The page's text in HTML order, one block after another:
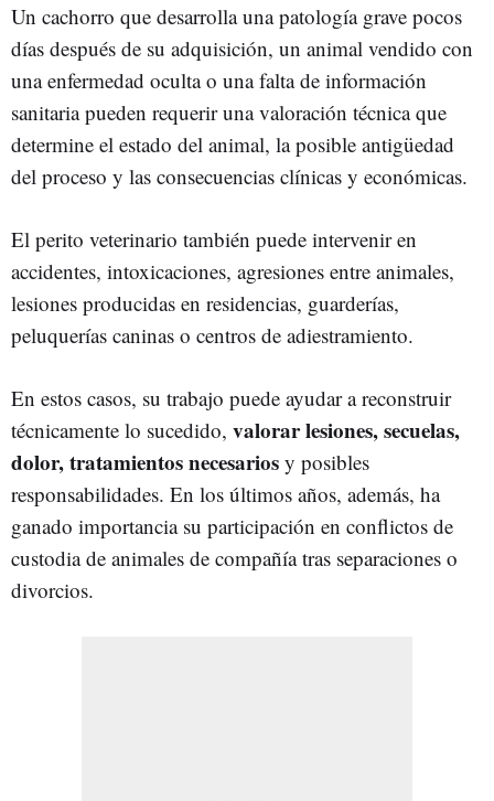
Un cachorro que desarrolla una patología grave pocos
días después de su adquisición, un animal vendido con
una enfermedad oculta o una falta de información
sanitaria pueden requerir una valoración técnica que
determine el estado del animal, la posible antigüedad
del proceso y las consecuencias clínicas y económicas.
El perito veterinario también puede intervenir en
accidentes, intoxicaciones, agresiones entre animales,
lesiones producidas en residencias, guarderías,
peluquerías caninas o centros de adiestramiento.
En estos casos, su trabajo puede ayudar a reconstruir
técnicamente lo sucedido, valorar lesiones, secuelas,
dolor, tratamientos necesarios y posibles
responsabilidades. En los últimos años, además, ha
ganado importancia su participación en conflictos de
custodia de animales de compañía tras separaciones o
divorcios.